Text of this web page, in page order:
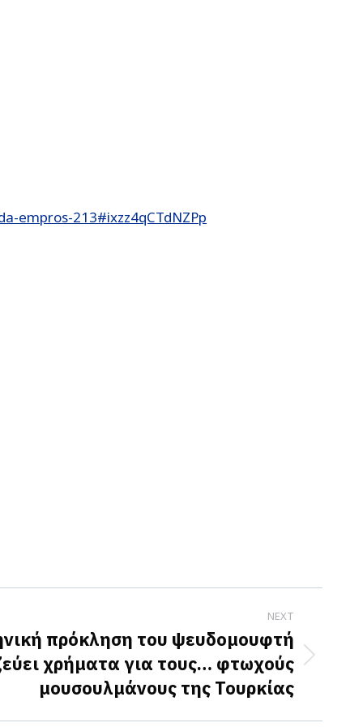
empros-213#ixzz4qCTdNZPp
NEXT
πρόκληση του ψευδομουφτή
χρήματα για τους… φτωχούς
μουσουλμάνους της Τουρκίας